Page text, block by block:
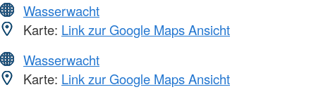
Wasserwacht
Karte: Link zur Google Maps Ansicht
Wasserwacht
Karte: Link zur Google Maps Ansicht